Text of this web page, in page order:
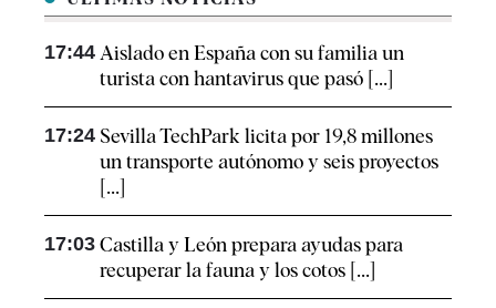
17:44 Aislado en España con su familia un
turista con hantavirus que pasó [...]
17:24 Sevilla TechPark licita por 19,8 millones
un transporte autónomo y seis proyectos
[...]
17:03 Castilla y León prepara ayudas para
recuperar la fauna y los cotos [...]